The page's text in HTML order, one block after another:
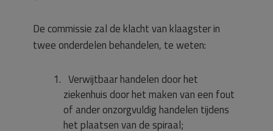
De commissie zal de klacht van klaagster in
twee onderdelen behandelen, te weten:
Verwijtbaar handelen door het
ziekenhuis door het maken van een fout
of ander onzorgvuldig handelen tijdens
het plaatsen van de spiraal;